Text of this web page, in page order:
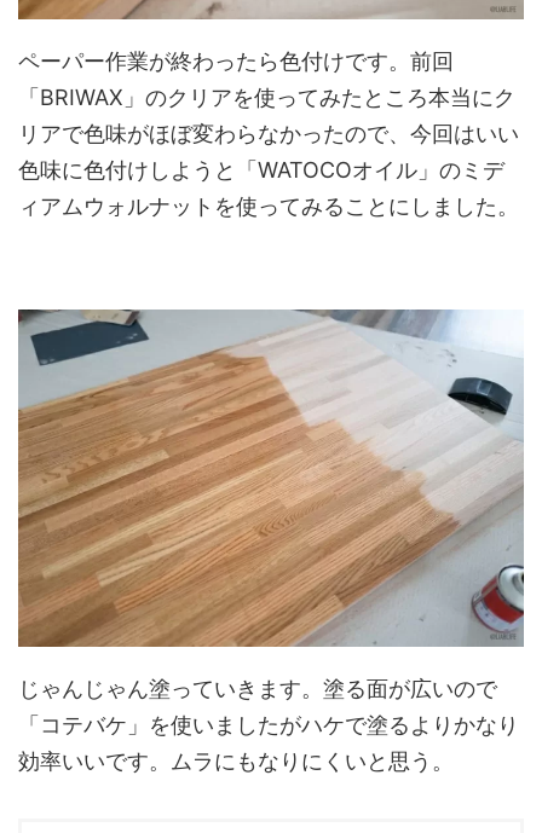
ペーパー作業が終わったら色付けです。前回
「BRIWAX」のクリアを使ってみたところ本当にク
リアで色味がほぼ変わらなかったので、今回はいい
色味に色付けしようと「WATOCOオイル」のミデ
ィアムウォルナットを使ってみることにしました。
じゃんじゃん塗っていきます。塗る面が広いので
「コテバケ」を使いましたがハケで塗るよりかなり
効率いいです。ムラにもなりにくいと思う。